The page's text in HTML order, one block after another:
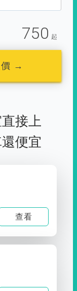
750 起
價 →
直接上
便宜
查看